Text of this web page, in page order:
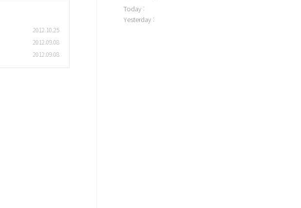
2012.10.25
2012.09.08
2012.09.08
Today :
Yesterday :